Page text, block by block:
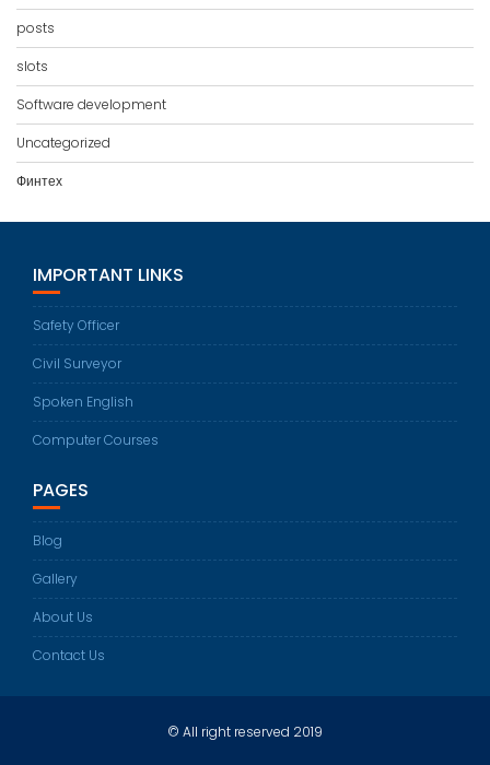
posts
slots
Software development
Uncategorized
Финтех
IMPORTANT LINKS
Safety Officer
Civil Surveyor
Spoken English
Computer Courses
PAGES
Blog
Gallery
About Us
Contact Us
© All right reserved 2019